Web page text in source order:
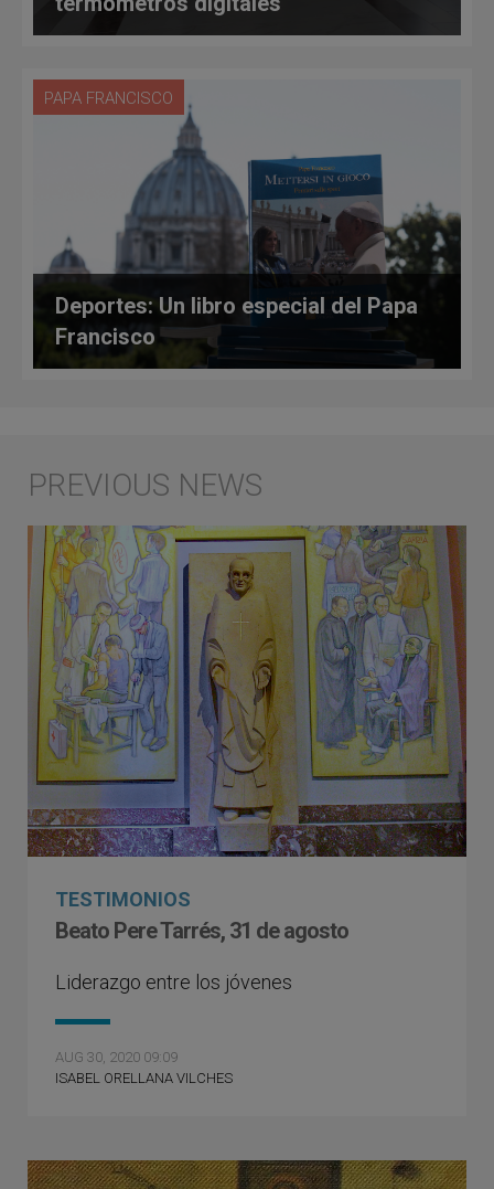
PAPA FRANCISCO
Deportes: Un libro especial del Papa
Francisco
TESTIMONIOS
Beato Pere Tarrés, 31 de agosto
Liderazgo entre los jóvenes
AUG 30, 2020 09:09
ISABEL ORELLANA VILCHES